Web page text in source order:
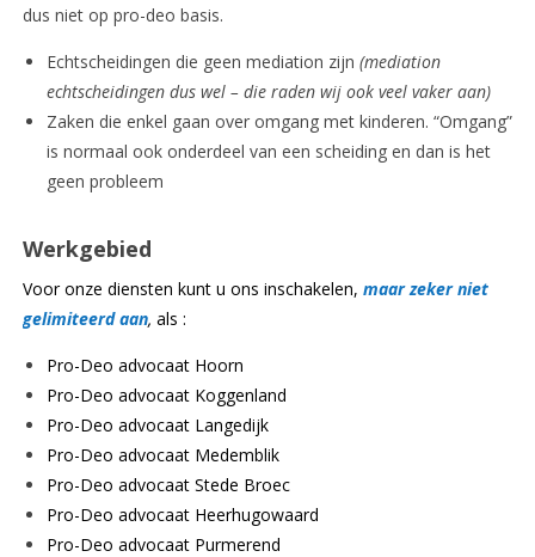
dus niet op pro-deo basis.
Echtscheidingen die geen mediation zijn (mediation
echtscheidingen dus wel – die raden wij ook veel vaker aan)
Zaken die enkel gaan over omgang met kinderen. “Omgang”
is normaal ook onderdeel van een scheiding en dan is het
geen probleem
Werkgebied
Voor onze diensten kunt u ons inschakelen, maar zeker niet
gelimiteerd aan, als :
Pro-Deo advocaat Hoorn
Pro-Deo advocaat Koggenland
Pro-Deo advocaat Langedijk
Pro-Deo advocaat Medemblik
Pro-Deo advocaat Stede Broec
Pro-Deo advocaat Heerhugowaard
Pro-Deo advocaat Purmerend